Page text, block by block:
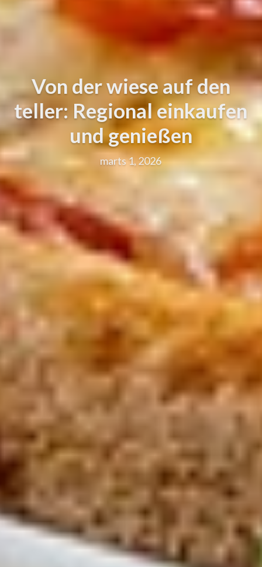
Von der wiese auf den
teller: Regional einkaufen
und genießen
marts 1, 2026